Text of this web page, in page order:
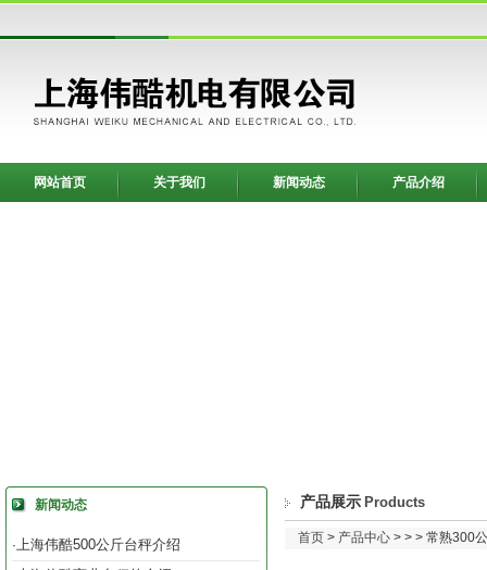
网站首页 关于我们 新闻动态 产品介绍
新闻动态
·上海伟酷500公斤台秤介绍
产品展示 Products
首页 > 产品中心 > > > 常熟300